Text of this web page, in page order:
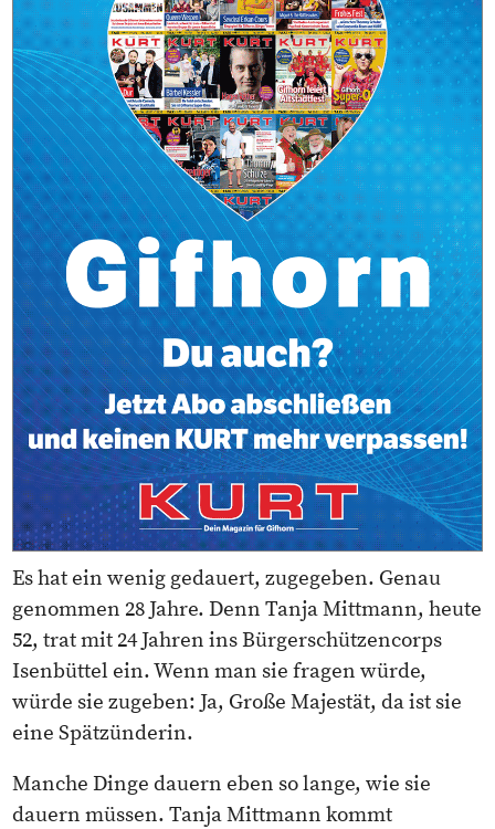
Es hat ein wenig gedauert, zugegeben. Genau
genommen 28 Jahre. Denn Tanja Mittmann, heute
52, trat mit 24 Jahren ins Bürgerschützencorps
Isenbüttel ein. Wenn man sie fragen würde,
würde sie zugeben: Ja, Große Majestät, da ist sie
eine Spätzünderin.
Manche Dinge dauern eben so lange, wie sie
dauern müssen. Tanja Mittmann kommt